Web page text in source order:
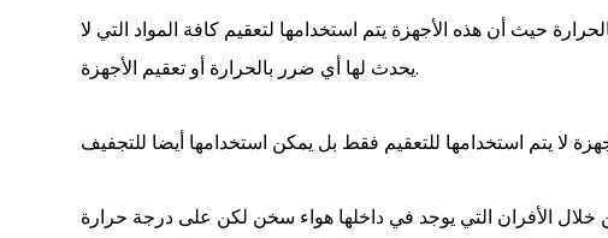
حيث أن هذه الأجهزة يتم استخدامها لتعقيم كافة المواد التي لا
يحدث لها أي ضرر بالحرارة أو تعقيم الأجهزة.
خلال الأفران التي يوجد في داخلها هواء سخن لكن على درجة حرارة